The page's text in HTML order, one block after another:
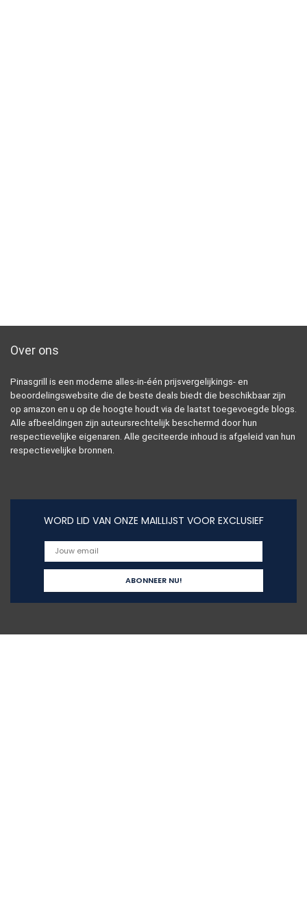
Over ons
Pinasgrill is een moderne alles-in-één prijsvergelijkings- en
beoordelingswebsite die de beste deals biedt die beschikbaar zijn
op amazon en u op de hoogte houdt via de laatst toegevoegde blogs.
Alle afbeeldingen zijn auteursrechtelijk beschermd door hun
respectievelijke eigenaren. Alle geciteerde inhoud is afgeleid van hun
respectievelijke bronnen.
WORD LID VAN ONZE MAILLIJST VOOR EXCLUSIEF